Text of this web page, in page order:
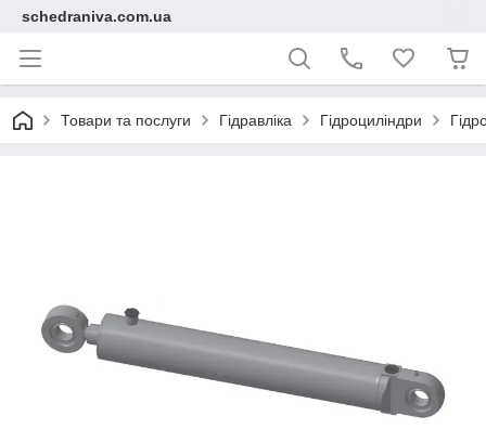
schedraniva.com.ua
Товари та послуги Гідравліка Гідроциліндри